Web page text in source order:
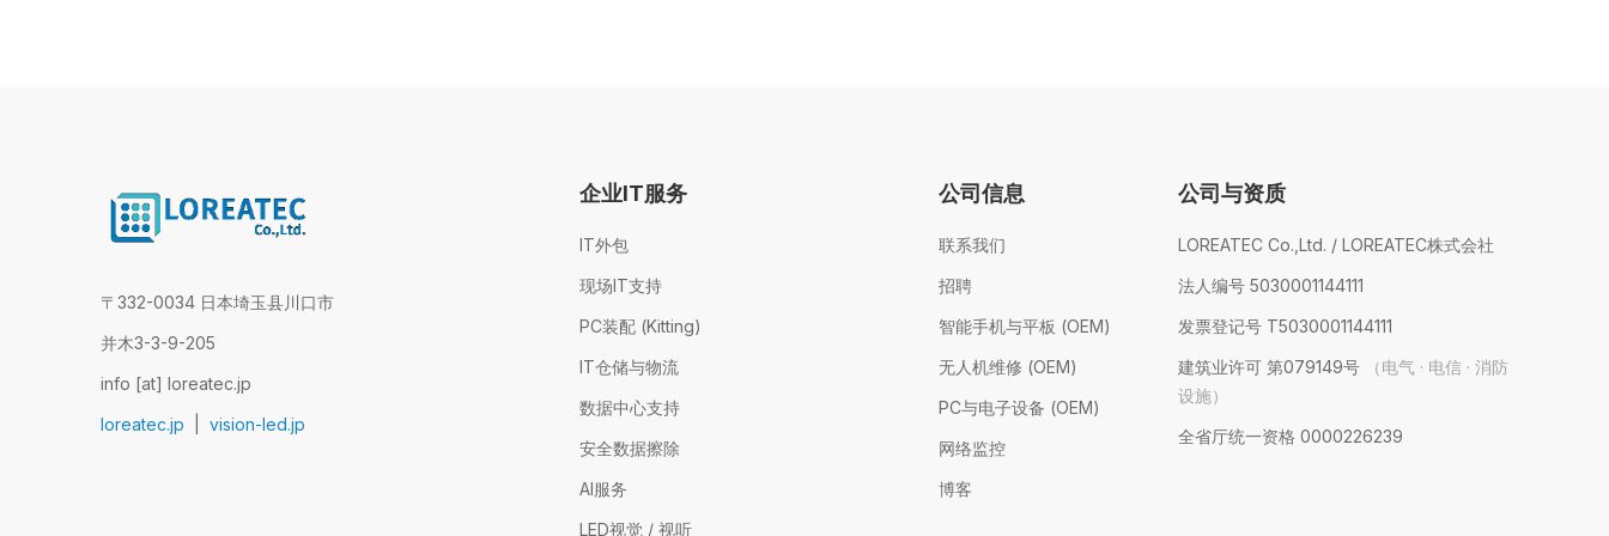
〒332-0034 日本埼玉县川口市
并木3-3-9-205
info [at] loreatec.jp
loreatec.jp
vision-led.jp
企业IT服务
IT外包
现场IT支持
PC装配 (Kitting)
IT仓储与物流
数据中心支持
安全数据擦除
AI服务
LED视觉 / 视听
公司信息
联系我们
招聘
智能手机与平板 (OEM)
无人机维修 (OEM)
PC与电子设备 (OEM)
网络监控
博客
公司与资质
LOREATEC Co.,Ltd. / LOREATEC株式会社
法人编号 5030001144111
发票登记号 T5030001144111
建筑业许可 第079149号
（电气 · 电信 · 消防
设施）
全省厅统一资格 0000226239